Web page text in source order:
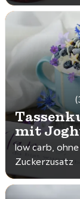
mit
low carb, ohne
Zuckerzusatz